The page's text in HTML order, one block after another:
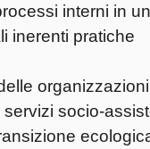
interni in
inerenti pratiche
organizzazioni
socio-